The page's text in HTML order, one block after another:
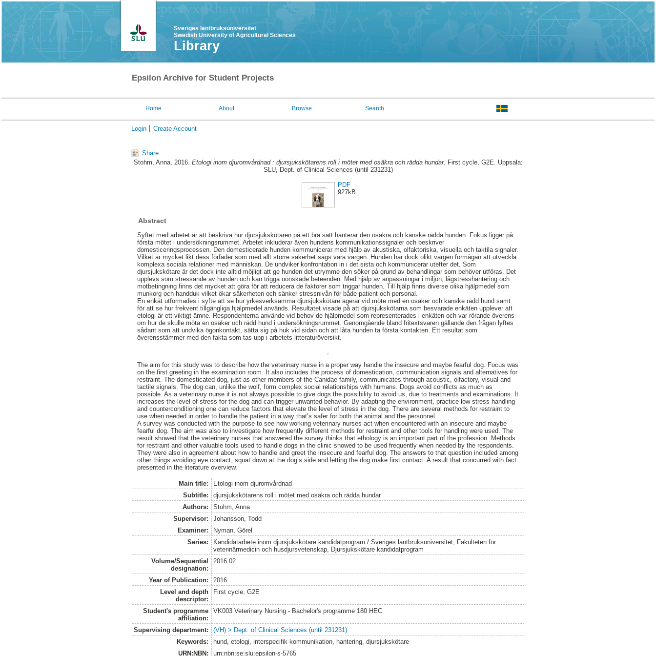
Sveriges lantbruksuniversitet
Swedish University of Agricultural Sciences
Library
Epsilon Archive for Student Projects
Home About Browse Search
Login Create Account
Share
Stohm, Anna, 2016. Etologi inom djuromvårdnad : djursjukskötarens roll i mötet med osäkra och rädda hundar. First cycle, G2E. Uppsala:
SLU, Dept. of Clinical Sciences (until 231231)
PDF
927kB
Abstract
Syftet med arbetet är att beskriva hur djursjukskötaren på ett bra satt hanterar den osäkra och kanske rädda hunden. Fokus ligger på
första mötet i undersökningsrummet. Arbetet inkluderar även hundens kommunikationssignaler och beskriver
domesticeringsprocessen. Den domesticerade hunden kommunicerar med hjälp av akustiska, olfaktoriska, visuella och taktila signaler.
Vilket är mycket likt dess förfader som med allt större säkerhet sägs vara vargen. Hunden har dock olikt vargen förmågan att utveckla
komplexa sociala relationer med människan. De undviker konfrontation in i det sista och kommunicerar utefter det. Som
djursjukskötare är det dock inte alltid möjligt att ge hunden det utrymme den söker på grund av behandlingar som behöver utföras. Det
upplevs som stressande av hunden och kan trigga oönskade beteenden. Med hjälp av anpassningar i miljön, lågstresshantering och
motbetingning finns det mycket att göra för att reducera de faktorer som triggar hunden. Till hjälp finns diverse olika hjälpmedel som
munkorg och handduk vilket ökar säkerheten och sänker stressnivån för både patient och personal.
En enkät utformades i syfte att se hur yrkesverksamma djursjukskötare agerar vid möte med en osäker och kanske rädd hund samt
för att se hur frekvent tillgängliga hjälpmedel används. Resultatet visade på att djursjukskötarna som besvarade enkäten upplever att
etologi är ett viktigt ämne. Respondenterna använde vid behov de hjälpmedel som representerades i enkäten och var rörande överens
om hur de skulle möta en osäker och rädd hund i undersökningsrummet. Genomgående bland fritextsvaren gällande den frågan lyftes
sådant som att undvika ögonkontakt, sätta sig på huk vid sidan och att låta hunden ta första kontakten. Ett resultat som
överensstämmer med den fakta som tas upp i arbetets litteraturöversikt.
The aim for this study was to describe how the veterinary nurse in a proper way handle the insecure and maybe fearful dog. Focus was
on the first greeting in the examination room. It also includes the process of domestication, communication signals and alternatives for
restraint. The domesticated dog, just as other members of the Canidae family, communicates through acoustic, olfactory, visual and
tactile signals. The dog can, unlike the wolf, form complex social relationships with humans. Dogs avoid conflicts as much as
possible. As a veterinary nurse it is not always possible to give dogs the possibility to avoid us, due to treatments and examinations. It
increases the level of stress for the dog and can trigger unwanted behavior. By adapting the environment, practice low stress handling
and counterconditioning one can reduce factors that elevate the level of stress in the dog. There are several methods for restraint to
use when needed in order to handle the patient in a way that’s safer for both the animal and the personnel.
A survey was conducted with the purpose to see how working veterinary nurses act when encountered with an insecure and maybe
fearful dog. The aim was also to investigate how frequently different methods for restraint and other tools for handling were used. The
result showed that the veterinary nurses that answered the survey thinks that ethology is an important part of the profession. Methods
for restraint and other valuable tools used to handle dogs in the clinic showed to be used frequently when needed by the respondents.
They were also in agreement about how to handle and greet the insecure and fearful dog. The answers to that question included among
other things avoiding eye contact, squat down at the dog’s side and letting the dog make first contact. A result that concurred with fact
presented in the literature overview.
Main title:
Etologi inom djuromvårdnad
Subtitle:
djursjukskötarens roll i mötet med osäkra och rädda hundar
Authors:
Stohm, Anna
Supervisor:
Johansson, Todd
Examiner:
Nyman, Görel
Series:
Kandidatarbete inom djursjukskötare kandidatprogram / Sveriges lantbruksuniversitet, Fakulteten för
veterinärmedicin och husdjursvetenskap, Djursjukskötare kandidatprogram
Volume/Sequential
designation:
2016:02
Year of Publication:
2016
Level and depth
descriptor:
First cycle, G2E
Student's programme
affiliation:
VK003 Veterinary Nursing - Bachelor's programme 180 HEC
Supervising department:
(VH) > Dept. of Clinical Sciences (until 231231)
Keywords:
hund, etologi, interspecifik kommunikation, hantering, djursjukskötare
URN:NBN:
urn:nbn:se:slu:epsilon-s-5765